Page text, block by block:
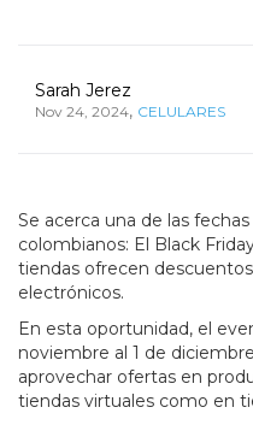
Sarah Jerez
Nov 24, 2024, CELULARES
Se acerca una de las
colombianos: El Black
tiendas ofrecen
electrónicos.
En esta oportunidad, el
noviembre al 1 de
aprovechar ofertas en
tiendas virtuales como en